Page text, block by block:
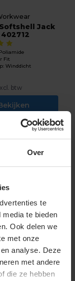
Over
te
te bieden
Ook delen we
met onze
analyse. Deze
met andere
die ze hebben
Jack
Fit
Winddicht
btw